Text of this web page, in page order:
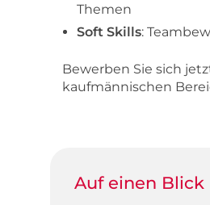
Themen
Soft Skills:
Bewerben Sie sich
kaufmännischen
Auf einen Blick